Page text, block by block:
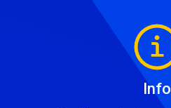
Info